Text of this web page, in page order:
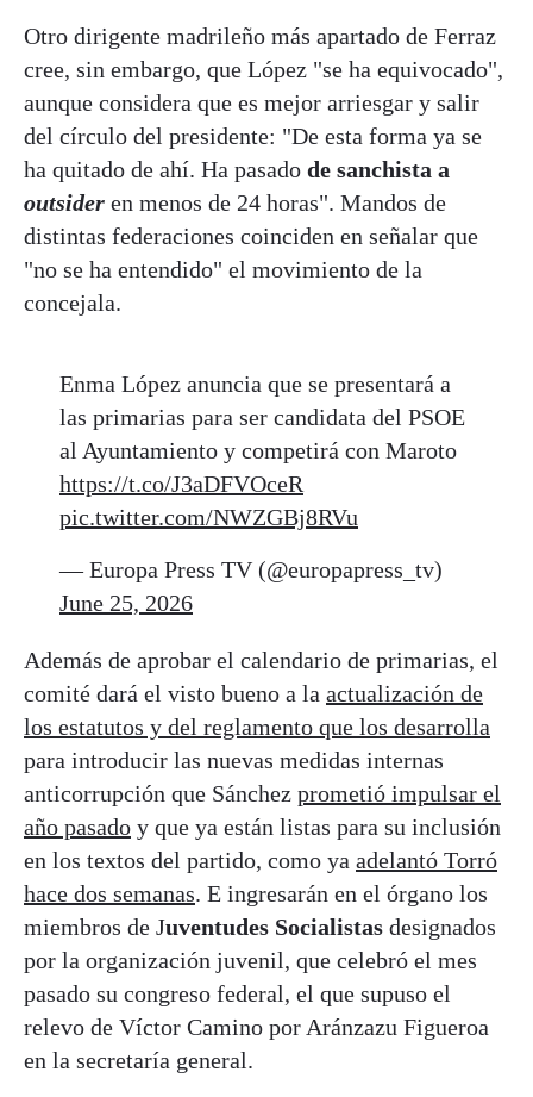
Otro dirigente madrileño más apartado de Ferraz
cree, sin embargo, que López "se ha equivocado",
aunque considera que es mejor arriesgar y salir
del círculo del presidente: "De esta forma ya se
ha quitado de ahí. Ha pasado de sanchista a
outsider en menos de 24 horas". Mandos de
distintas federaciones coinciden en señalar que
"no se ha entendido" el movimiento de la
concejala.
Enma López anuncia que se presentará a
las primarias para ser candidata del PSOE
al Ayuntamiento y competirá con Maroto
https://t.co/J3aDFVOceR
pic.twitter.com/NWZGBj8RVu
— Europa Press TV (@europapress_tv)
June 25, 2026
Además de aprobar el calendario de primarias, el
comité dará el visto bueno a la actualización de
los estatutos y del reglamento que los desarrolla
para introducir las nuevas medidas internas
anticorrupción que Sánchez prometió impulsar el
año pasado y que ya están listas para su inclusión
en los textos del partido, como ya adelantó Torró
hace dos semanas. E ingresarán en el órgano los
miembros de Juventudes Socialistas designados
por la organización juvenil, que celebró el mes
pasado su congreso federal, el que supuso el
relevo de Víctor Camino por Aránzazu Figueroa
en la secretaría general.